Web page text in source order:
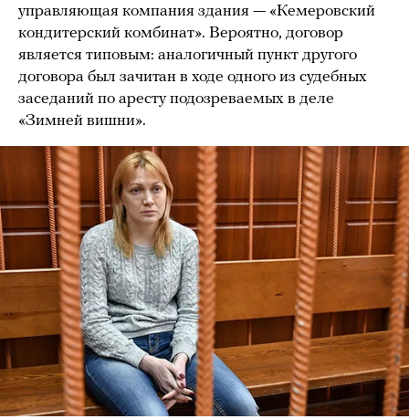
управляющая компания здания — «Кемеровский
кондитерский комбинат». Вероятно, договор
является типовым: аналогичный пункт другого
договора был зачитан в ходе одного из судебных
заседаний по аресту подозреваемых в деле
«Зимней вишни».